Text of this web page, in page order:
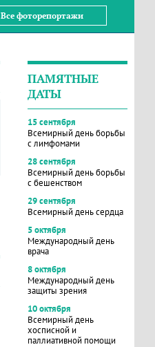
Все фоторепортажи
ПАМЯТНЫЕ
ДАТЫ
15 сентября
Всемирный день борьбы
с лимфомами
28 сентября
Всемирный день борьбы
с бешенством
29 сентября
Всемирный день сердца
5 октября
Международный день
врача
8 октября
Международный день
защиты зрения
10 октября
Всемирный день
хосписной и
паллиативной помощи